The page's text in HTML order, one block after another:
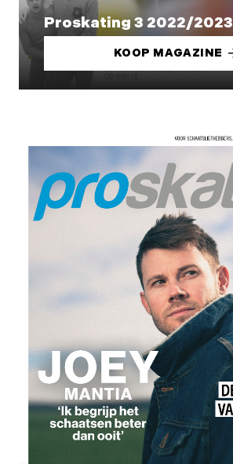
Proskating 3 2022/2023
KOOP MAGAZINE